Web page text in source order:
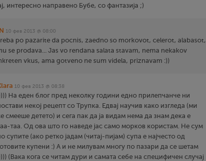
интересно направено Бубе, со фантазија ;)
10 фев 2013 @ 08:00
po pazarite da pocnis, zaedno so morkovot, celerot, alabasot,
se prodava... Jas vo rendana salata stavam, nema nekakov
vkus, ama gotveno ne sum videla, priznavam :))
10 фев 2013 @ 08:38
На еден блог пред неколку години едно прилепчанче ни
некој рецепт со Трупка. Едвај научив како изгледа (ми
смееше детето) и сега пак да ја видам нема да знам дека е
таа. Од ова што го наведе јас само морков користам. Не сум
супите (ако ретко јадам (читај-пијам) супа е најчесто од
купени :) А и не милувам многу по пазари да се шетам
(Вака кога се читам дури и самата себе на специфичен случај